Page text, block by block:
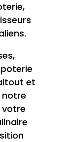
et
notre